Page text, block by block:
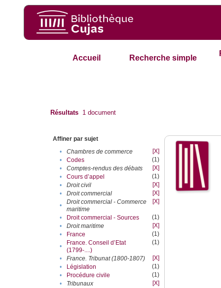
Accueil Recherche simple
Résultats 1 document
Affiner par sujet
•
Chambres de commerce
[X]
•
Codes
(1)
•
Comptes-rendus des débats
[X]
•
Cours d’appel
(1)
•
Droit civil
[X]
•
Droit commercial
[X]
•
Droit commercial - Commerce
maritime
[X]
• Droit commercial - Sources
(1)
•
Droit maritime
[X]
•
France
(1)
•
France. Conseil d’Etat
(1799-....)
(1)
• France. Tribunat (1800-1807)
[X]
•
Législation
(1)
•
Procédure civile
(1)
•
Tribunaux
[X]